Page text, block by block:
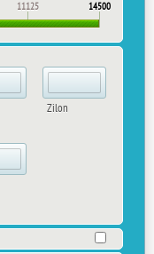
11125 14500
Zilon